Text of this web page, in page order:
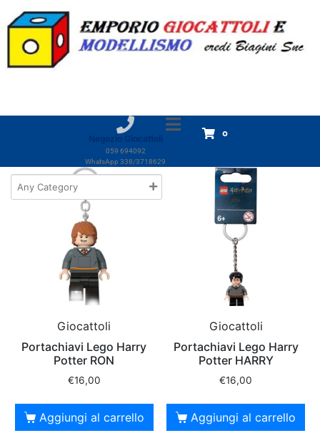
Negozio Giocattoli
059 694092
WhatsApp 338/3718629
0
Home Prodotti Crea
Crea
Giocattoli
Portachiavi Lego Harry
Potter RON
€16,00
Aggiungi al carrello
Giocattoli
Portachiavi Lego Harry
Potter HARRY
€16,00
Aggiungi al carrello